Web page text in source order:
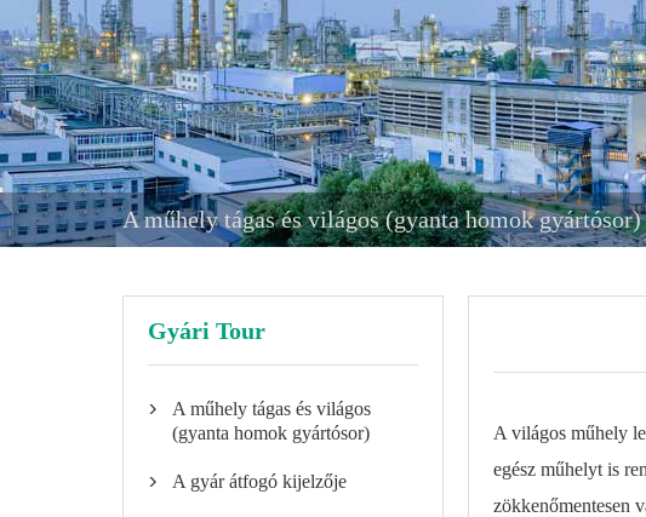
A műhely tágas és világos (gyanta homok gyártósor)
Gyári Tour

A műhely tágas és világos
(gyanta homok gyártósor)
 A gyár átfogó kijelzője
A világos műhely
egész műhelyt is
zökkenőmentesen